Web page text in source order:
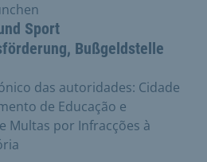
Sport
Bußgeldstelle
das autoridades: Cidade
de Educação e
Multas por Infracções à